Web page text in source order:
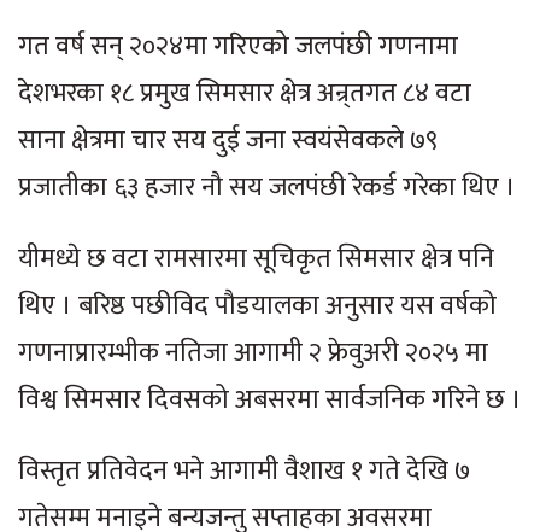
गत वर्ष सन् २०२४मा गरिएको जलपंछी गणनामा
देशभरका १८ प्रमुख सिमसार क्षेत्र अन्र्तगत ८४ वटा
साना क्षेत्रमा चार सय दुई जना स्वयंसेवकले ७९
प्रजातीका ६३ हजार नौ सय जलपंछी रेकर्ड गरेका थिए ।
यीमध्ये छ वटा रामसारमा सूचिकृत सिमसार क्षेत्र पनि
थिए । बरिष्ठ पछीविद पौडयालका अनुसार यस वर्षको
गणनाप्रारम्भीक नतिजा आगामी २ फ्रेवुअरी २०२५ मा
विश्व सिमसार दिवसको अबसरमा सार्वजनिक गरिने छ ।
विस्तृत प्रतिवेदन भने आगामी वैशाख १ गते देखि ७
गतेसम्म मनाइने बन्यजन्तु सप्ताहका अवसरमा